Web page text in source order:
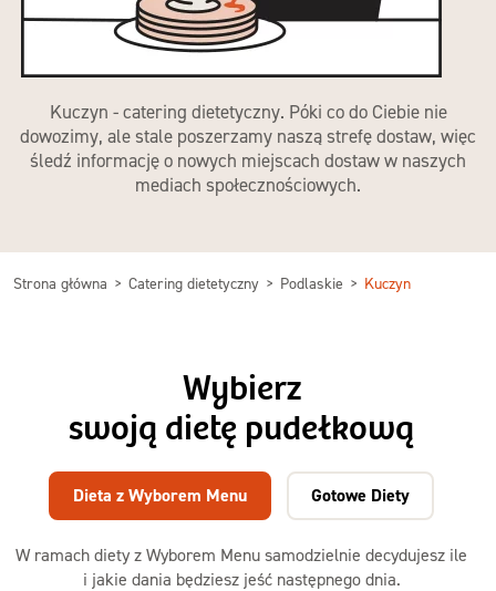
Kuczyn - catering dietetyczny. Póki co do Ciebie nie
dowozimy, ale stale poszerzamy naszą strefę dostaw, więc
śledź informację o nowych miejscach dostaw w naszych
mediach społecznościowych.
Strona główna Catering dietetyczny Podlaskie Kuczyn
Wybierz
swoją dietę pudełkową
W ramach diety z Wyborem Menu samodzielnie decydujesz ile
i jakie dania będziesz jeść następnego dnia.
Dieta z Wyborem Menu Gotowe Diety